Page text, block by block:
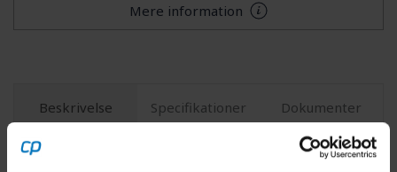
Mere information
Beskrivelse Specifikationer Dokumenter